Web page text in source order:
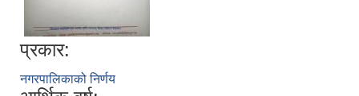
प्रकार:
नगरपालिकाको निर्णय